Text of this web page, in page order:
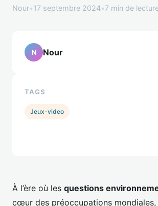
Nour•17 septembre 2024•7 min de
À l’ère où les questions
cœur des préoccupations mondiales,
N Nour
TAGS
Jeux-video